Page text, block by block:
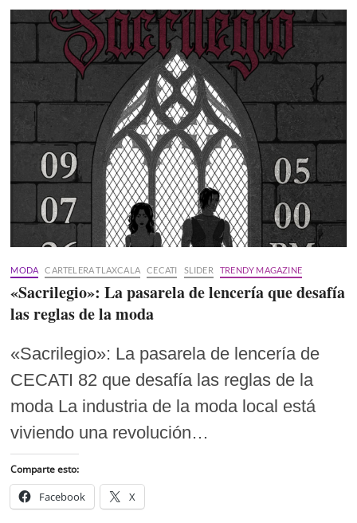
MODA CARTELERA TLAXCALA CECATI SLIDER TRENDY MAGAZINE
«Sacrilegio»: La pasarela de lencería que desafía
las reglas de la moda
«Sacrilegio»: La pasarela de lencería de
CECATI 82 que desafía las reglas de la
moda La industria de la moda local está
viviendo una revolución…
Comparte esto:
Facebook X